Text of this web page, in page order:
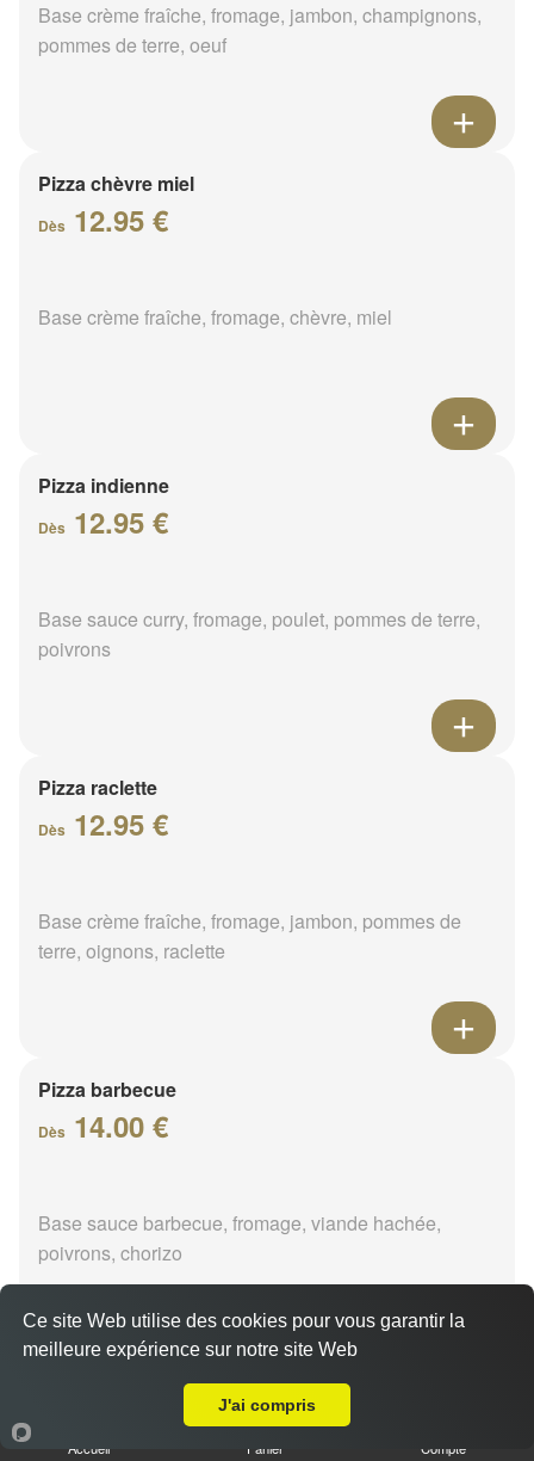
Base crème fraîche, fromage, jambon, champignons,
pommes de terre, oeuf
Pizza chèvre miel
Dès 12.95 €
Base crème fraîche, fromage, chèvre, miel
Pizza indienne
Dès 12.95 €
Base sauce curry, fromage, poulet, pommes de terre,
poivrons
Pizza raclette
Dès 12.95 €
Base crème fraîche, fromage, jambon, pommes de
terre, oignons, raclette
Pizza barbecue
Dès 14.00 €
Base sauce barbecue, fromage, viande hachée,
poivrons, chorizo
Accueil Panier Compte
Ce site Web utilise des cookies pour vous garantir la
meilleure expérience sur notre site Web
J'ai compris